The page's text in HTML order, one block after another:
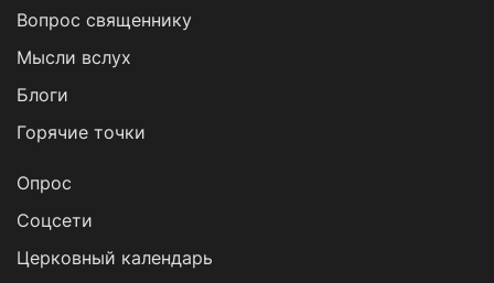
Вопрос священнику
Мысли вслух
Блоги
Горячие точки
Опрос
Cоцсети
Церковный календарь